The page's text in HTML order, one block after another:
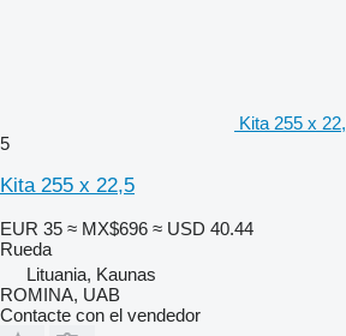
Kita 255 x
5
Kita 255 x 22,5
EUR 35 ≈ MX$696 ≈ USD 40.44
Rueda
Lituania, Kaunas
ROMINA, UAB
Contacte con el vendedor